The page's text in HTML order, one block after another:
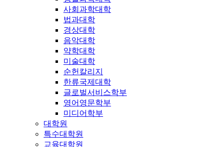
사회과학대학
법과대학
경상대학
음악대학
약학대학
미술대학
순헌칼리지
한류국제대학
글로벌서비스학부
영어영문학부
미디어학부
대학원
특수대학원
교육대학원